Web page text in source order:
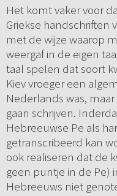
Het komt vaker voor
Griekse handschriften
met de wijze waarop
weergaf in de eigen
taal spelen dat soort
Kiev vroeger een
Nederlands was,
gaan schrijven.
Hebreeuwse Pe als
getranscribeerd kan
ook realiseren dat de
geen puntje in de Pe)
Hebreeuws niet